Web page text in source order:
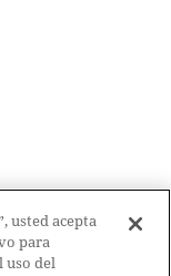
usted acepta
para
uso del